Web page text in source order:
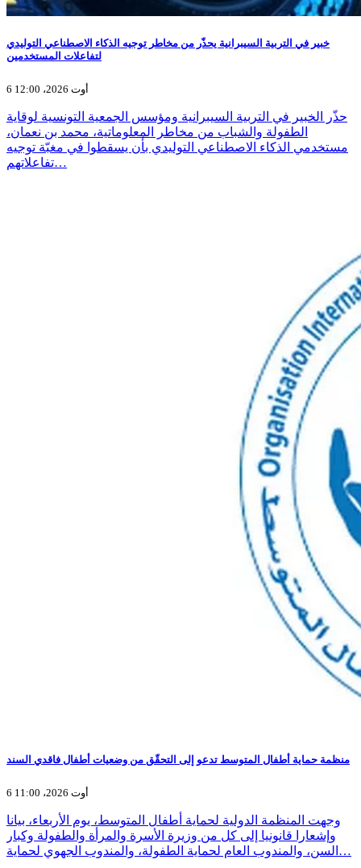
خبير في التربية السيبرانية يحذّر من مخاطر توجيه الذكاء الاصطناعي التوليدي
لتفاعلات المستخدمين
6 أوت 2026، 12:00
حذّر الخبير في التربية السيبرانية ومؤسس الجمعية التونسية لوقاية
الطفولة والشباب من مخاطر المعلوماتية، محمد بن نعمان،
مستخدمي الذكاء الاصطناعي التوليدي بأن يسقطوا في مغبّة توجيه
تفاعلاتهم…
منظمة حماية أطفال المتوسط تدعو إلى التحقّق من وضعيات أطفال فاقدي السند
6 أوت 2026، 11:00
وجهت المنظمة الدولية لحماية أطفال المتوسط، يوم الأربعاء، بيانا
وإشعارا قانونيا إلى كل من وزيرة الأسرة والمرأة والطفولة وكبار
السن، والمندوب العام لحماية الطفولة، والمندوب الجهوي لحماية…